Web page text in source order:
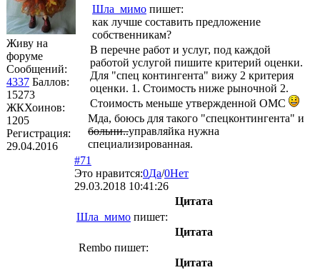
Живу на
форуме
Сообщений:
4337 Баллов:
15273
ЖКХоинов:
1205
Регистрация:
29.04.2016
Шла_мимо пишет:
как лучше составить предложение
собственникам?
В перечне работ и услуг, под каждой
работой услугой пишите критерий оценки.
Для "спец контингента" вижу 2 критерия
оценки. 1. Стоимость ниже рыночной 2.
Стоимость меньше утвержденной ОМС
Мда, боюсь для такого "спецконтингента" и
больни..управляйка нужна
специализированная.
#71
Это нравится:0Да/0Нет
29.03.2018 10:41:26
Цитата
Шла_мимо пишет:
Цитата
Rembo пишет:
Цитата